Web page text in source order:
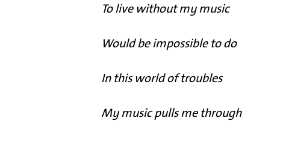
To live without my music
Would be impossible to do
In this world of troubles
My music pulls me through